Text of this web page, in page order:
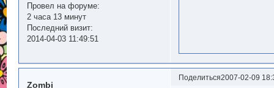
Провел на форуме:
2 часа 13 минут
Последний визит:
2014-04-03 11:49:51
Поделиться2007-02-09
Zombi